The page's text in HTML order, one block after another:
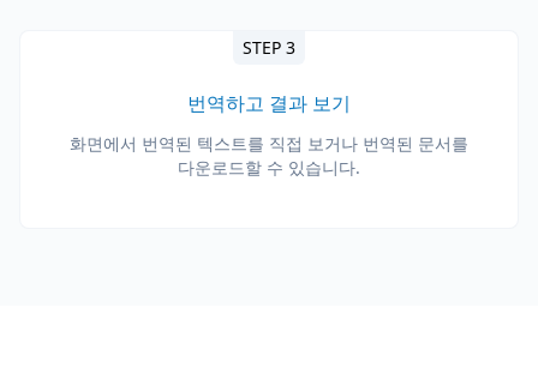
STEP 3
번역하고 결과 보기
화면에서 번역된 텍스트를 직접 보거나 번역된 문서를
다운로드할 수 있습니다.